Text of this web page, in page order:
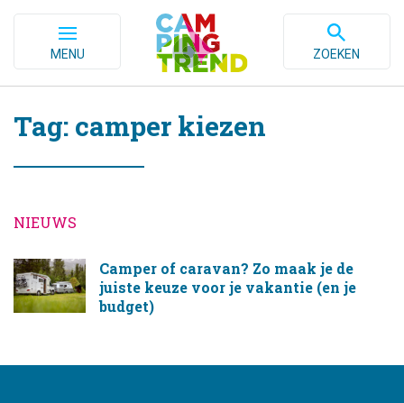
MENU ZOEKEN
Tag: camper kiezen
NIEUWS
Camper of caravan? Zo maak je de
juiste keuze voor je vakantie (en je
budget)